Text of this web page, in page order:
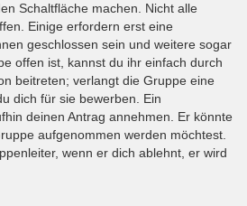
Schaltfläche machen. Nicht alle
Einige erfordern erst eine
geschlossen sein und weitere sogar
offen ist, kannst du ihr einfach durch
beitreten; verlangt die Gruppe eine
dich für sie bewerben. Ein
deinen Antrag annehmen. Er könnte
aufgenommen werden möchtest.
wenn er dich ablehnt, er wird